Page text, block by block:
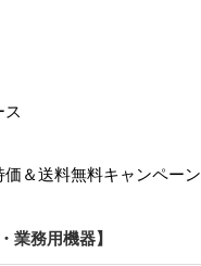
ス
＆送料無料キャンペーン
業務用機器】